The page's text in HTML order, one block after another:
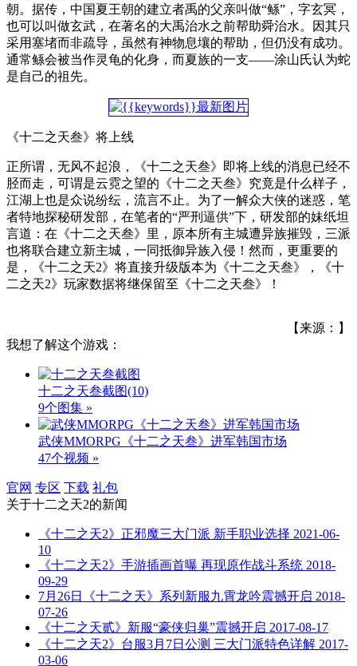
朝。据传，中国夏王朝的建立者禹的父亲叫做“鲧”，字玄冥，
也可以叫做玄武，在著名的大禹治水之前帮助舜治水。因其只
采用塞堵而非疏导，虽然有神物息壤的帮助，但仍没有成功。
通常鲧会被当作灵龟的化身，而夏族的一支——涂山氏认为蛇
是自己的祖先。
《十二之天叁》将上线
正所谓，无风不起浪，《十二之天叁》即将上线的消息已经不
胫而走，可谓是云霓之望的《十二之天叁》究竟是什么样子，
江湖上也是众说纷纭，流言不止。为了一解众大侠的迷惑，笔
者特地探秘研发部，在笔者的“严刑逼供”下，研发部的妹纸坦
言道：在《十二之天叁》里，原本所有主城遭异族摧毁，三派
也将联合建立新主城，一同抵御异族入侵！然而，更重要的
是，《十二之天2》将直接升级版本为《十二之天叁》，《十
二之天2》玩家数据将继保留至《十二之天叁》！
【来源：】
我想了解这个游戏：
十二之天叁截图(10)
9个图集 »
武侠MMORPG《十二之天叁》进军韩国市场
47个视频 »
官网 专区 下载 礼包
关于十二之天2的新闻
《十二之天2》正邪魔三大门派 新手职业选择 2021-06-
10
《十二之天2》手游插画首曝 再现原作战斗系统 2018-
09-29
7月26日《十二之天》系列新服九霄龙吟震撼开启 2018-
07-26
《十二之天贰》新服“豪侠归巢”震撼开启 2017-08-17
《十二之天2》台服3月7日公测 三大门派特色详解 2017-
03-06